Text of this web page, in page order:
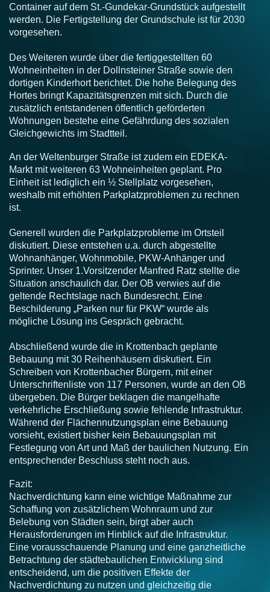
Container auf dem St.-Gundekar-Grundstück aufgestellt
werden. Die Fertigstellung der Grundschule ist für 2030
vorgesehen.
Des Weiteren wurde über die fertiggestellten 60
Wohneinheiten in der Dollnsteiner Straße sowie den
dortigen Kinderhort berichtet. Die hohe Belegung des
Hortes bringt Kapazitätsgrenzen mit sich. Durch die
zusätzlich entstandenen öffentlich geförderten
Wohnungen bestehe eine Gefährdung des sozialen
Gleichgewichts im Stadtteil.
An der Weltenburger Straße ist zudem ein EDEKA-
Markt mit weiteren 63 Wohneinheiten geplant. Pro
Einheit ist lediglich ein ½ Stellplatz vorgesehen,
weshalb mit erhöhten Parkplatzproblemen zu rechnen
ist.
Generell wurden die Parkplatzprobleme im Ortsteil
diskutiert. Diese entstehen u.a. durch abgestellte
Wohnanhänger, Wohnmobile, PKW-Anhänger und
Sprinter. Unser 1.Vorsitzender Manfred Ratz stellte die
Situation anschaulich dar. Der OB verwies auf die
geltende Rechtslage nach Bundesrecht. Eine
Beschilderung „Parken nur für PKW“ wurde als
mögliche Lösung ins Gespräch gebracht.
Abschließend wurde die in Krottenbach geplante
Bebauung mit 30 Reihenhäusern diskutiert. Ein
Schreiben von Krottenbacher Bürgern, mit einer
Unterschriftenliste von 117 Personen, wurde an den OB
übergeben. Die Bürger beklagen die mangelhafte
verkehrliche Erschließung sowie fehlende Infrastruktur.
Während der Flächennutzungsplan eine Bebauung
vorsieht, existiert bisher kein Bebauungsplan mit
Festlegung von Art und Maß der baulichen Nutzung. Ein
entsprechender Beschluss steht noch aus.
Fazit:
Nachverdichtung kann eine wichtige Maßnahme zur
Schaffung von zusätzlichem Wohnraum und zur
Belebung von Städten sein, birgt aber auch
Herausforderungen im Hinblick auf die Infrastruktur.
Eine vorausschauende Planung und eine ganzheitliche
Betrachtung der städtebaulichen Entwicklung sind
entscheidend, um die positiven Effekte der
Nachverdichtung zu nutzen und gleichzeitig die